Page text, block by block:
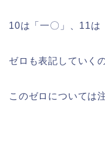
10は「一〇」、11は
ゼロも表記していく
このゼロについては